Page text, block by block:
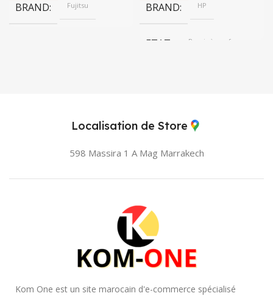
BRAND Fujitsu BRAND HP
ETAT Remis à neuf
Localisation de Store
598 Massira 1 A Mag Marrakech
Kom One est un site marocain d'e-commerce spécialisé